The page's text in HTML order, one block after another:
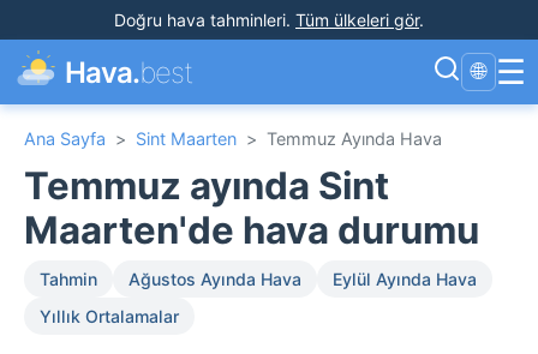
Doğru hava tahminleri. Tüm ülkeleri gör.
Hava.best 🌐 ☰
Ana Sayfa > Sint Maarten > Temmuz Ayında Hava
Temmuz ayında Sint
Maarten'de hava durumu
Tahmin Ağustos Ayında Hava
Eylül Ayında Hava
Yıllık Ortalamalar